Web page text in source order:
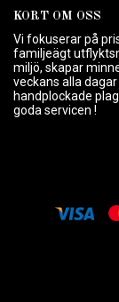
KORT OM OSS
Vi fokuserar på
familjeägt
miljö, skapar
veckans alla
handplockade
goda servicen !